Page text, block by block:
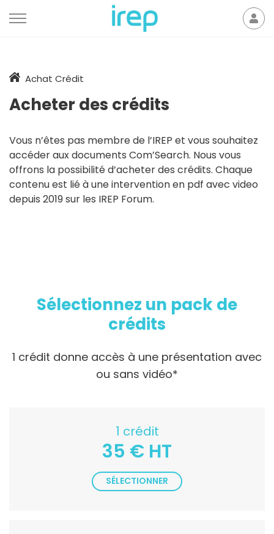
AccueilAchat Crédit
Acheter des crédits
Vous n’êtes pas membre de l’IREP et vous souhaitez
accéder aux documents Com’Search. Nous vous
offrons la possibilité d’acheter des crédits. Chaque
contenu est lié à une intervention en pdf avec video
depuis 2019 sur les IREP Forum.
Sélectionnez un pack de
crédits
1 crédit donne accès à une présentation avec
ou sans vidéo*
1 crédit
35 € HT
SÉLECTIONNER